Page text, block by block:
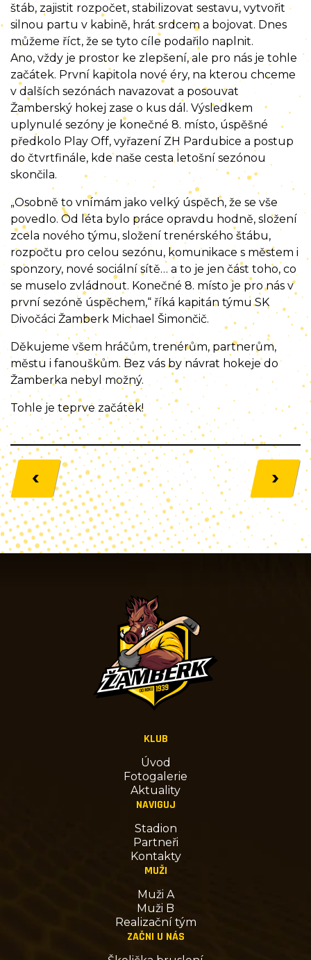
štáb, zajistit rozpočet, stabilizovat sestavu, vytvořit
silnou partu v kabině, hrát srdcem a bojovat. Dnes
můžeme říct, že se tyto cíle podařilo naplnit.
Ano, vždy je prostor ke zlepšení, ale pro nás je tohle
začátek. První kapitola nové éry, na kterou chceme
v dalších sezónách navazovat a posouvat
Žamberský hokej zase o kus dál. Výsledkem
uplynulé sezóny je konečné 8. místo, úspěšné
předkolo Play Off, vyřazení ZH Pardubice a postup
do čtvrtfinále, kde naše cesta letošní sezónou
skončila.
„Osobně to vnímám jako velký úspěch, že se vše
povedlo. Od léta bylo práce opravdu hodně, složení
zcela nového týmu, složení trenérského štábu,
rozpočtu pro celou sezónu, komunikace s městem i
sponzory, nové sociální sítě… a to je jen část toho, co
se muselo zvládnout. Konečné 8. místo je pro nás v
první sezóně úspěchem,“ říká kapitán týmu SK
Divočáci Žamberk Michael Šimončič.
Děkujeme všem hráčům, trenérům, partnerům,
městu i fanouškům. Bez vás by návrat hokeje do
Žamberka nebyl možný.
Tohle je teprve začátek!
KLUB
Úvod
Fotogalerie
Aktuality
NAVIGUJ
Stadion
Partneři
Kontakty
MUŽI
Muži A
Muži B
Realizační tým
ZAČNI U NÁS